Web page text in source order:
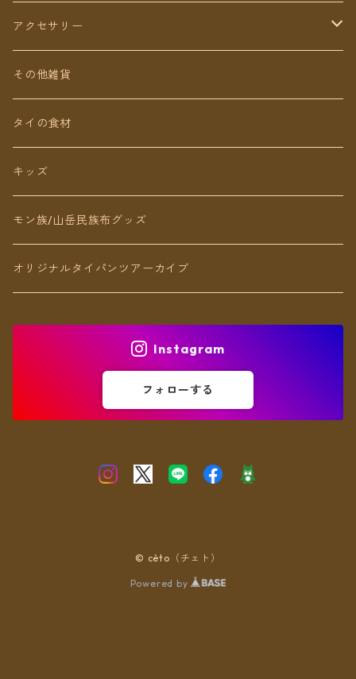
ショート丈
Baby&Kids
スカート
キッズ
アクセサリー
ピアス（イヤリング）
ネックレス
リング
ブレスレット
アンクレット
その他雑貨
タイの食材
キッズ
モン族/山岳民族布グッズ
オリジナルタイパンツアーカイブ
Instagram
フォローする
© cèto（チェト）
Powered by